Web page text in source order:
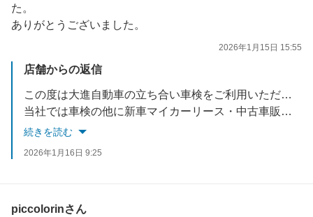
た。
ありがとうございました。
2026年1月15日 15:55
店舗からの返信
この度は大進自動車の立ち合い車検をご利用いただきありがとうございました！また、初めてご利用とのことでしたが励みになるお言葉を頂き嬉しく思います。ありがとうございます！✨今後もお客様に快くご利用いただけるように従業員一同、一生懸命心がけてまいります。
当社では車検の他に新車マイカーリース・中古車販売・キズヘコミ直し・万が一の事故受付・保険の見直しなどお車の事はトータルサポートさせていただいております。何かございましたらぜひご相談くださいね。またのご来店を心よりお待ちしております！
続きを読む
2026年1月16日 9:25
piccolorinさん